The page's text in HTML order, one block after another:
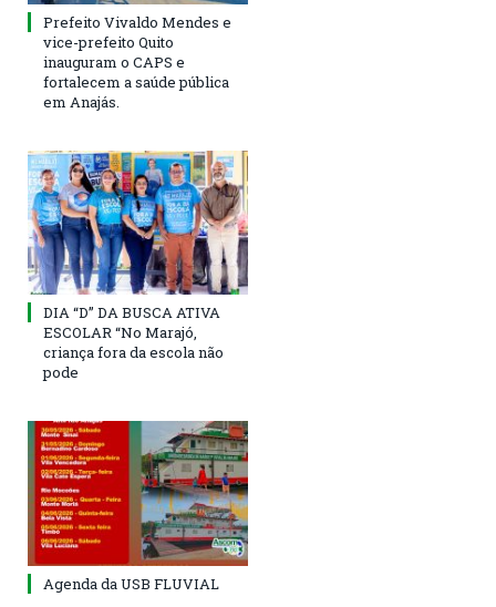
Prefeito Vivaldo Mendes e
vice-prefeito Quito
inauguram o CAPS e
fortalecem a saúde pública
em Anajás.
DIA “D” DA BUSCA ATIVA
ESCOLAR “No Marajó,
criança fora da escola não
pode
Agenda da USB FLUVIAL